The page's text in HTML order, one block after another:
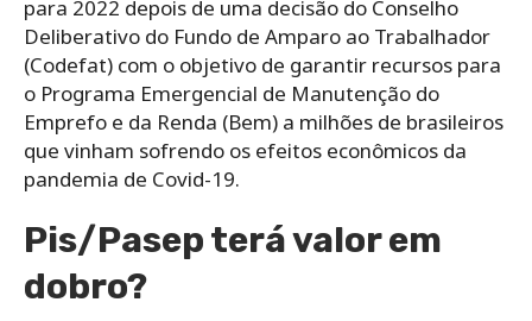
para 2022 depois de uma decisão do Conselho
Deliberativo do Fundo de Amparo ao Trabalhador
(Codefat) com o objetivo de garantir recursos para
o Programa Emergencial de Manutenção do
Emprefo e da Renda (Bem) a milhões de brasileiros
que vinham sofrendo os efeitos econômicos da
pandemia de Covid-19.
Pis/Pasep terá valor em
dobro?